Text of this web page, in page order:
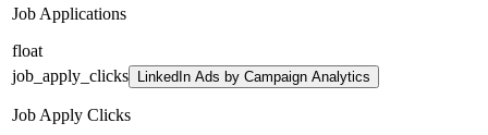
Job Applications
float
job_apply_clicks
LinkedIn Ads by Campaign Analytics
Job Apply Clicks